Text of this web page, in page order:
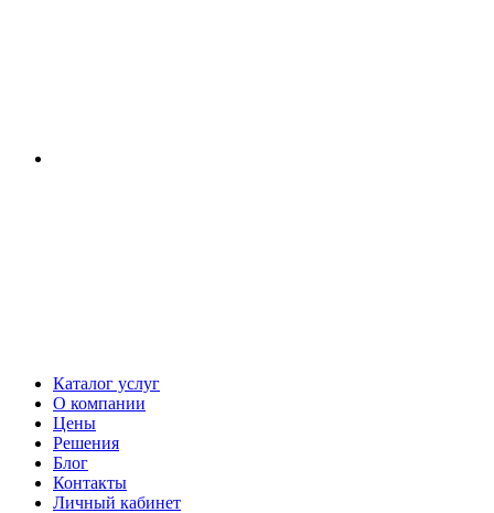
Каталог услуг
О компании
Цены
Решения
Блог
Контакты
Личный кабинет